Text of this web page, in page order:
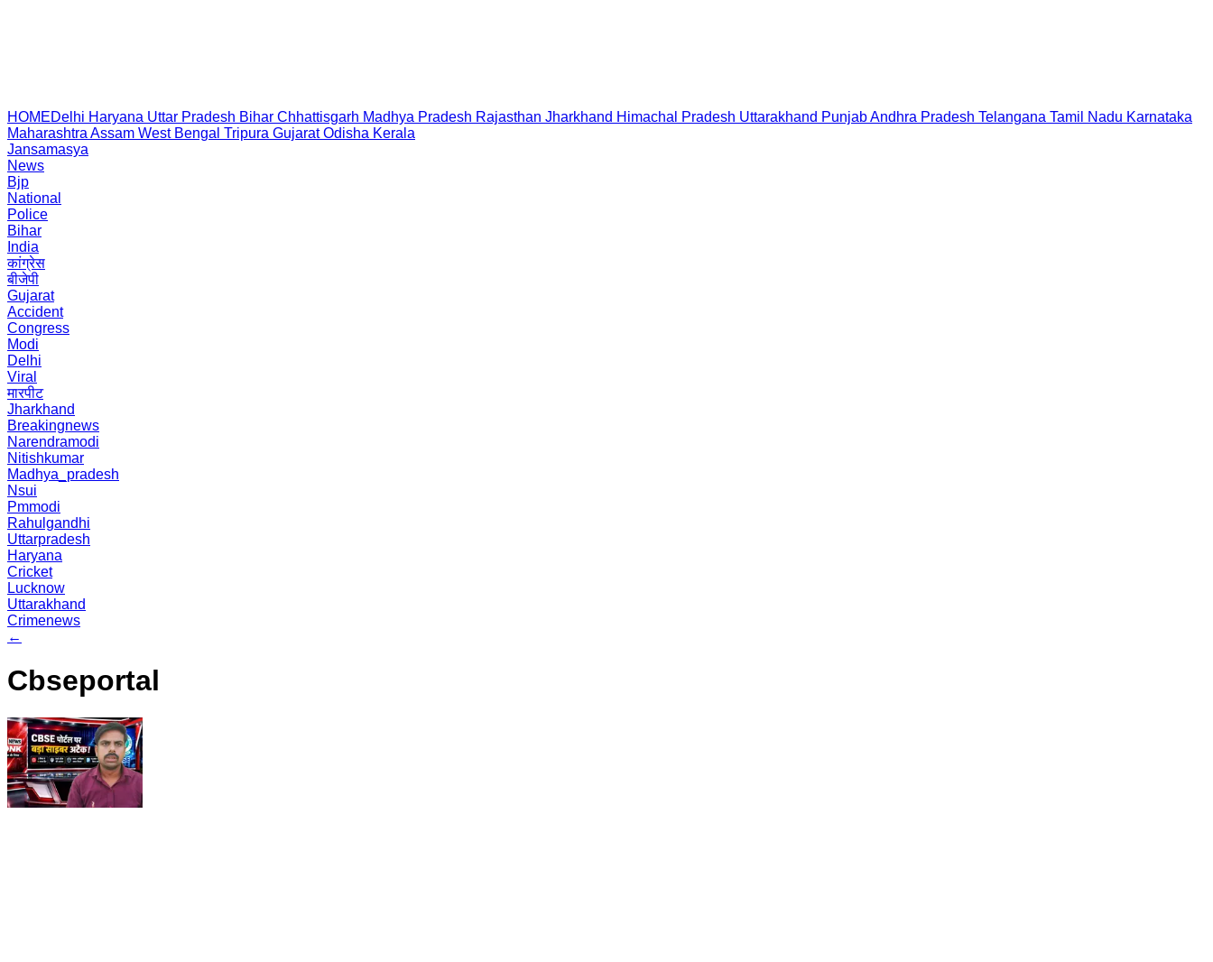
HOMEDelhi Haryana Uttar Pradesh Bihar Chhattisgarh Madhya Pradesh Rajasthan Jharkhand Himachal Pradesh Uttarakhand PunjabAndhra Pradesh Telangana Tamil Nadu Karnataka
Maharashtra Assam West Bengal Tripura Gujarat Odisha Kerala
Jansamasya
News
Bjp
National
Police
Bihar
India
कांग्रेस
बीजेपी
Gujarat
Accident
Congress
Modi
Delhi
Viral
मारपीट
Jharkhand
Breakingnews
Narendramodi
Nitishkumar
Madhya_pradesh
Nsui
Pmmodi
Rahulgandhi
Uttarpradesh
Haryana
Cricket
Lucknow
Uttarakhand
Crimenews
←
Cbseportal